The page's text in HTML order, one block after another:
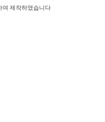
여 제작하였습니다